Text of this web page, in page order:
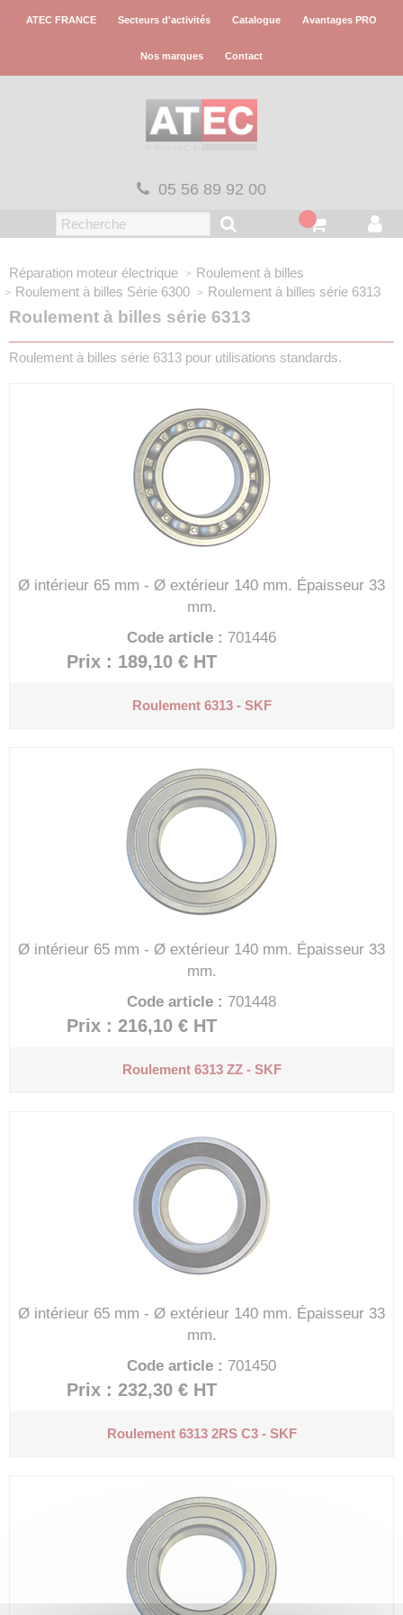
ATEC FRANCE Secteurs d'activités Catalogue Avantages PRO
Nos marques Contact
05 56 89 92 00
Réparation moteur électrique
Roulement à billes
Roulement à billes Série 6300 Roulement à billes série 6313
Roulement à billes série 6313
Roulement à billes série 6313 pour utilisations standards.
Ø intérieur 65 mm - Ø extérieur 140 mm. Épaisseur 33
mm.
Code article : 701446
Prix : 189,10 € HT
Roulement 6313 - SKF
Ø intérieur 65 mm - Ø extérieur 140 mm. Épaisseur 33
mm.
Code article : 701448
Prix : 216,10 € HT
Roulement 6313 ZZ - SKF
Ø intérieur 65 mm - Ø extérieur 140 mm. Épaisseur 33
mm.
Code article : 701450
Prix : 232,30 € HT
Roulement 6313 2RS C3 - SKF